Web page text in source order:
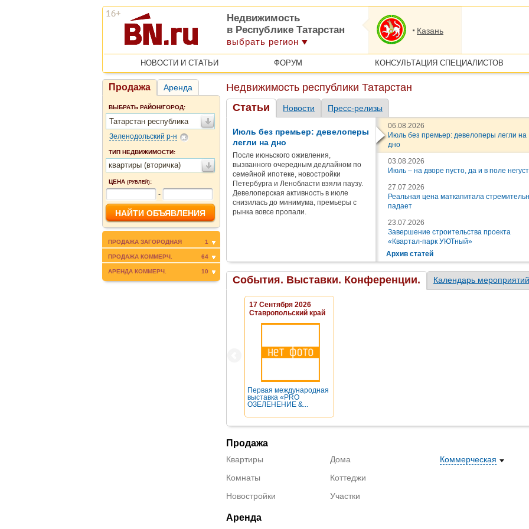
Недвижимость
в Республике Татарстан
выбрать регион
Казань
НОВОСТИ И СТАТЬИ ФОРУМ КОНСУЛЬТАЦИЯ СПЕЦИАЛИСТОВ
Продажа Аренда
ВЫБРАТЬ РАЙОН/ГОРОД:
Татарстан республика
Зеленодольский р-н
ТИП НЕДВИЖИМОСТИ:
квартиры (вторичка)
ЦЕНА (РУБЛЕЙ):
-
ПРОДАЖА ЗАГОРОДНАЯ 1
ПРОДАЖА КОММЕРЧ. 64
АРЕНДА КОММЕРЧ. 10
Недвижимость республики Татарстан
Статьи
Новости Пресс-релизы
Июль без премьер: девелоперы
легли на дно
После июньского оживления,
вызванного очередным дедлайном по
семейной ипотеке, новостройки
Петербурга и Ленобласти взяли паузу.
Девелоперская активность в июле
снизилась до минимума, премьеры с
рынка вовсе пропали.
06.08.2026
Июль без премьер: девелоперы легли на
дно
03.08.2026
Июль – на дворе пусто, да и в поле
27.07.2026
Реальная цена маткапитала
падает
23.07.2026
Завершение строительства проекта
«Квартал-парк УЮТный»
Архив статей
События. Выставки. Конференции. Календарь мероприятий
17 Сентября 2026
Ставропольский край
Первая международная
выставка «PRO
ОЗЕЛЕНЕНИЕ &...
Продажа
Квартиры
Комнаты
Новостройки
Дома
Коттеджи
Участки
Коммерческая
Аренда